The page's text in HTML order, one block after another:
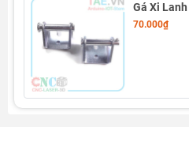
Thông số kỹ thuật Mạch Đảo
RF 315Mhz
- Điện áp ngõ vào: 12V - 24V
Gá Xi
70.000₫